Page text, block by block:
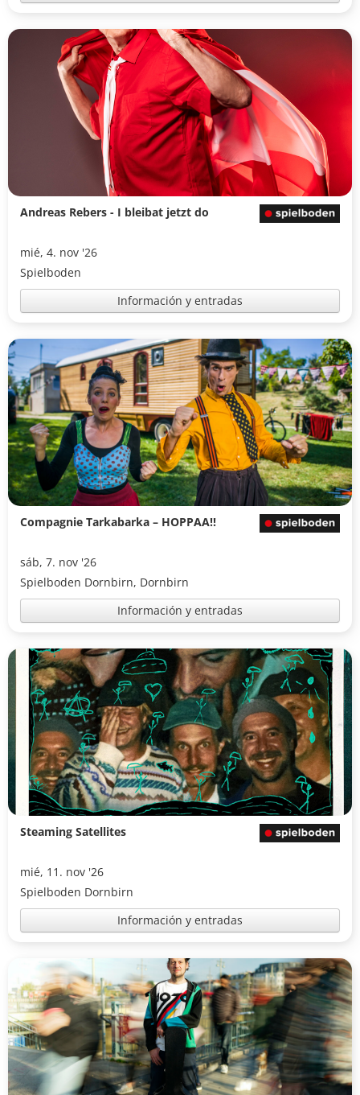
Andreas Rebers - I bleibat jetzt do
mié, 4. nov '26
Spielboden
Información y entradas
Compagnie Tarkabarka – HOPPAA!!
sáb, 7. nov '26
Spielboden Dornbirn, Dornbirn
Información y entradas
Steaming Satellites
mié, 11. nov '26
Spielboden Dornbirn
Información y entradas